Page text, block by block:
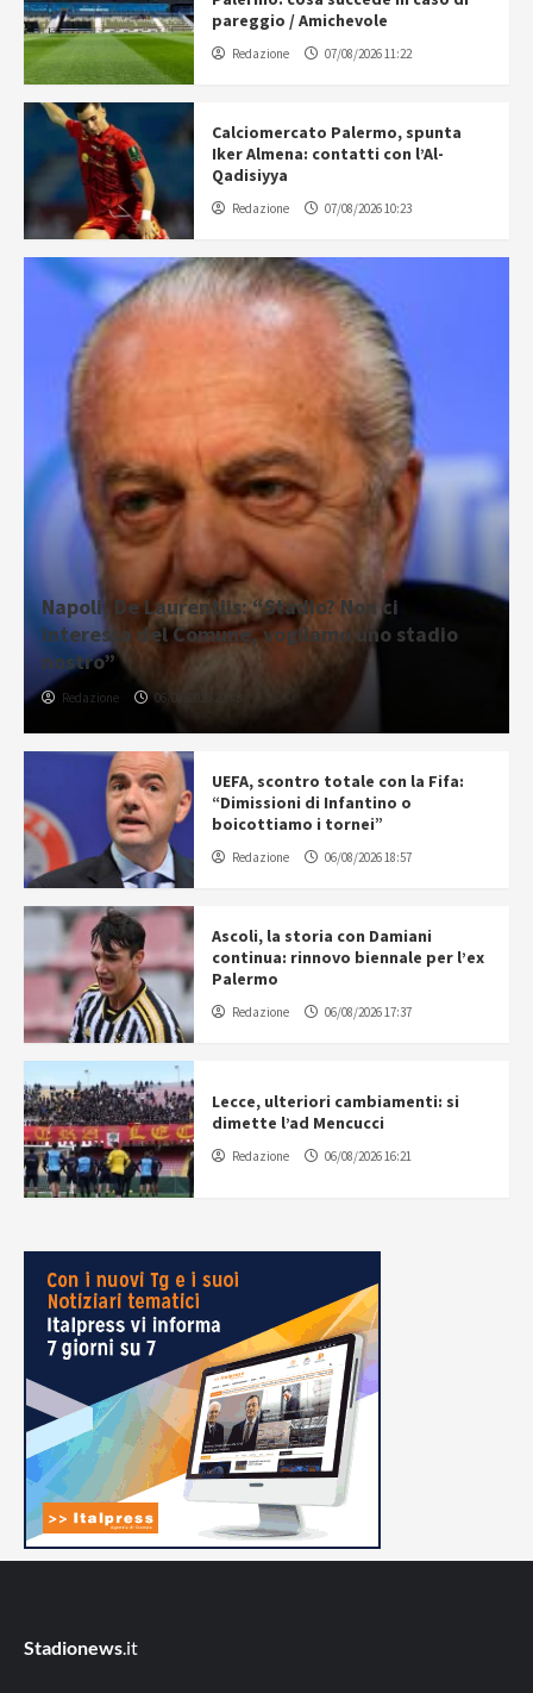
pareggio / Amichevole
Redazione 07/08/2026 11:22
Calciomercato Palermo, spunta
Iker Almena: contatti con l’Al-
Qadisiyya
Redazione 07/08/2026 10:23
Napoli, De Laurentiis: “Stadio? Non ci
interessa del Comune, vogliamo uno stadio
nostro”
Redazione 06/08/2026 20:43
UEFA, scontro totale con la Fifa:
“Dimissioni di Infantino o
boicottiamo i tornei”
Redazione 06/08/2026 18:57
Ascoli, la storia con Damiani
continua: rinnovo biennale per l’ex
Palermo
Redazione 06/08/2026 17:37
Lecce, ulteriori cambiamenti: si
dimette l’ad Mencucci
Redazione 06/08/2026 16:21
Stadionews.it